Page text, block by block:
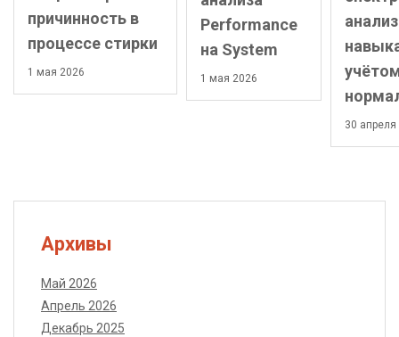
причинность в
процессе стирки
1 мая 2026
Performance
на System
1 мая 2026
30
Архивы
Май 2026
Апрель 2026
Декабрь 2025